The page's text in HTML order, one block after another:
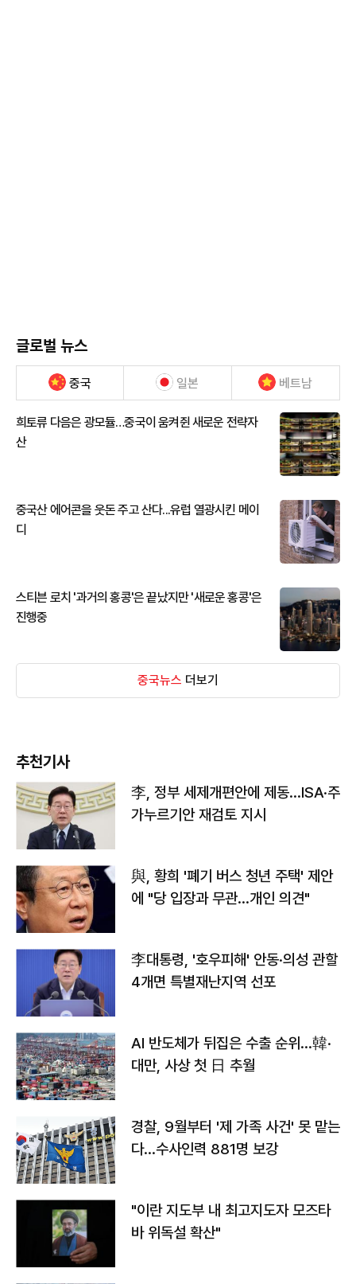
글로벌 뉴스
중국 일본 베트남
희토류 다음은 광모듈…중국이 움켜쥔 새로운 전략자
산
중국산 에어콘을 웃돈 주고 산다...유럽 열광시킨 메이
디
스티븐 로치 '과거의 홍콩'은 끝났지만 '새로운 홍콩'은
진행중
중국뉴스 더보기
추천기사
李, 정부 세제개편안에 제동…ISA·주
가누르기안 재검토 지시
與, 황희 '폐기 버스 청년 주택' 제안
에 "당 입장과 무관…개인 의견"
李대통령, '호우피해' 안동·의성 관할
4개면 특별재난지역 선포
AI 반도체가 뒤집은 수출 순위…韓·
대만, 사상 첫 日 추월
경찰, 9월부터 '제 가족 사건' 못 맡는
다…수사인력 881명 보강
"이란 지도부 내 최고지도자 모즈타
바 위독설 확산"